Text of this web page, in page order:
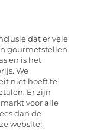
dat er vele
gourmetstellen
en is het
We
niet hoeft te
Er zijn
voor alle
dan de
website!